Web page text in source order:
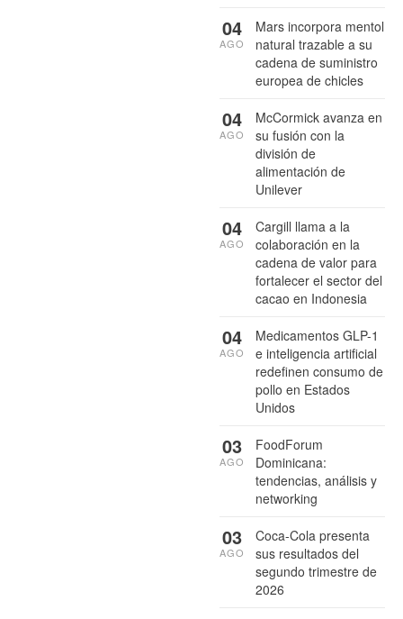
Mars incorpora mentol
natural trazable a su
cadena de suministro
europea de chicles
04
AGO
McCormick avanza en
su fusión con la
división de
alimentación de
Unilever
04
AGO
Cargill llama a la
colaboración en la
cadena de valor para
fortalecer el sector del
cacao en Indonesia
04
AGO
Medicamentos GLP-1
e inteligencia artificial
redefinen consumo de
pollo en Estados
Unidos
04
AGO
FoodForum
Dominicana:
tendencias, análisis y
networking
03
AGO
Coca-Cola presenta
sus resultados del
segundo trimestre de
2026
03
AGO